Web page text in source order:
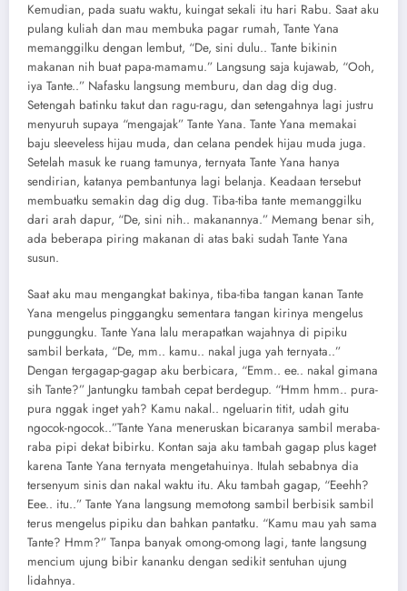
Kemudian, pada suatu waktu, kuingat sekali itu hari Rabu. Saat aku
pulang kuliah dan mau membuka pagar rumah, Tante Yana
memanggilku dengan lembut, “De, sini dulu.. Tante bikinin
makanan nih buat papa-mamamu.” Langsung saja kujawab, “Ooh,
iya Tante..” Nafasku langsung memburu, dan dag dig dug.
Setengah batinku takut dan ragu-ragu, dan setengahnya lagi justru
menyuruh supaya “mengajak” Tante Yana. Tante Yana memakai
baju sleeveless hijau muda, dan celana pendek hijau muda juga.
Setelah masuk ke ruang tamunya, ternyata Tante Yana hanya
sendirian, katanya pembantunya lagi belanja. Keadaan tersebut
membuatku semakin dag dig dug. Tiba-tiba tante memanggilku
dari arah dapur, “De, sini nih.. makanannya.” Memang benar sih,
ada beberapa piring makanan di atas baki sudah Tante Yana
susun.
Saat aku mau mengangkat bakinya, tiba-tiba tangan kanan Tante
Yana mengelus pinggangku sementara tangan kirinya mengelus
punggungku. Tante Yana lalu merapatkan wajahnya di pipiku
sambil berkata, “De, mm.. kamu.. nakal juga yah ternyata..”
Dengan tergagap-gagap aku berbicara, “Emm.. ee.. nakal gimana
sih Tante?” Jantungku tambah cepat berdegup. “Hmm hmm.. pura-
pura nggak inget yah? Kamu nakal.. ngeluarin titit, udah gitu
ngocok-ngocok..”Tante Yana meneruskan bicaranya sambil meraba-
raba pipi dekat bibirku. Kontan saja aku tambah gagap plus kaget
karena Tante Yana ternyata mengetahuinya. Itulah sebabnya dia
tersenyum sinis dan nakal waktu itu. Aku tambah gagap, “Eeehh?
Eee.. itu..” Tante Yana langsung memotong sambil berbisik sambil
terus mengelus pipiku dan bahkan pantatku. “Kamu mau yah sama
Tante? Hmm?” Tanpa banyak omong-omong lagi, tante langsung
mencium ujung bibir kananku dengan sedikit sentuhan ujung
lidahnya.